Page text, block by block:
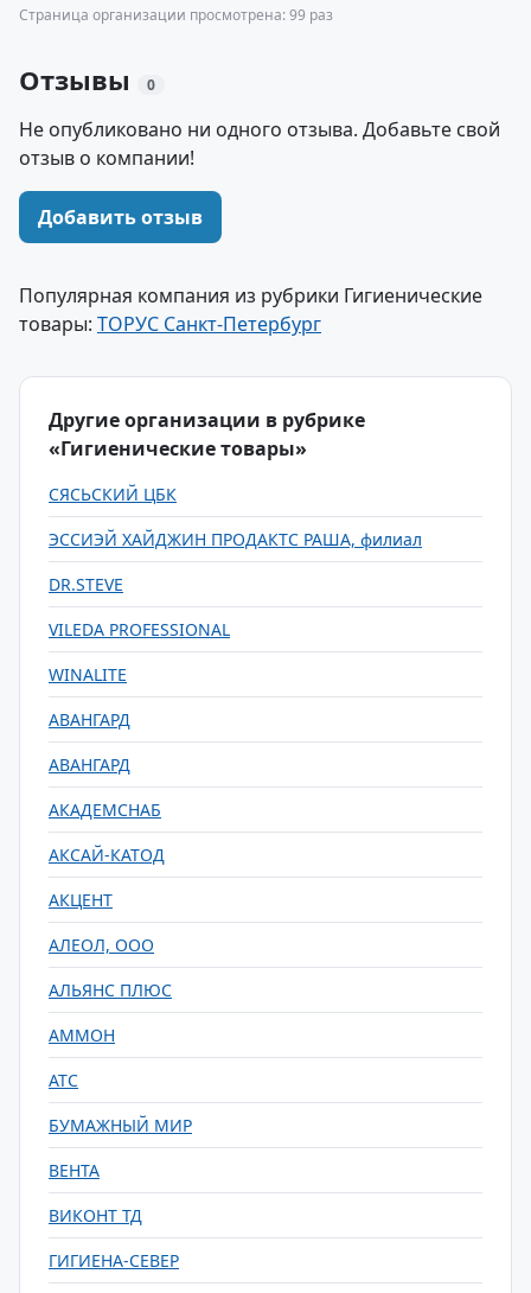
Страница организации просмотрена: 99 раз
Отзывы 0
Не опубликовано ни одного отзыва. Добавьте свой
отзыв о компании!
Добавить отзыв
Популярная компания из рубрики Гигиенические
товары: ТОРУС Санкт-Петербург
Другие организации в рубрике
«Гигиенические товары»
СЯСЬСКИЙ ЦБК
ЭССИЭЙ ХАЙДЖИН ПРОДАКТС РАША, филиал
DR.STEVE
VILEDA PROFESSIONAL
WINALITE
АВАНГАРД
АВАНГАРД
АКАДЕМСНАБ
АКСАЙ-КАТОД
АКЦЕНТ
АЛЕОЛ, ООО
АЛЬЯНС ПЛЮС
АММОН
АТС
БУМАЖНЫЙ МИР
ВЕНТА
ВИКОНТ ТД
ГИГИЕНА-СЕВЕР